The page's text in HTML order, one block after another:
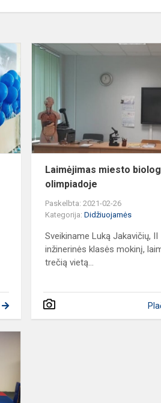
Laimėjimai
miesto
istorijos
olimpiadoje
Laimėjimas miesto
olimpiadoje
Paskelbta: 2021-02-26
Kategorija:Didžiuojamės
Sveikiname Luką Jakavičių, II
inžinerinės klasės mokinį,
trečią vietą...
aukso
medalį